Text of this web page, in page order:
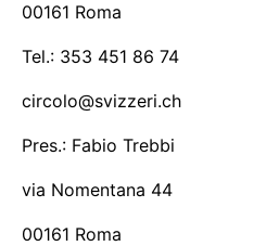
00161 Roma
Tel.: 353 451 86 74
circolo@svizzeri.ch
Pres.: Fabio Trebbi
via Nomentana 44
00161 Roma